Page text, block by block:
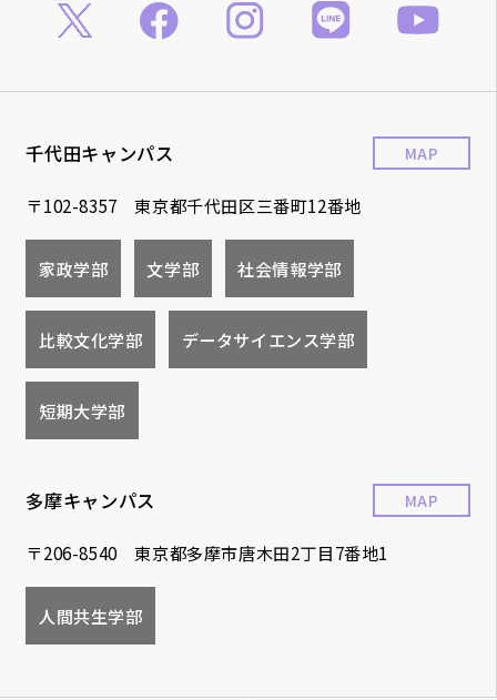
千代田キャンパス
〒102-8357 東京都千代田区三番町12番地
MAP
家政学部 文学部 社会情報学部
比較文化学部 データサイエンス学部
短期大学部
多摩キャンパス
〒206-8540 東京都多摩市唐木田2丁目7番地1
MAP
人間共生学部